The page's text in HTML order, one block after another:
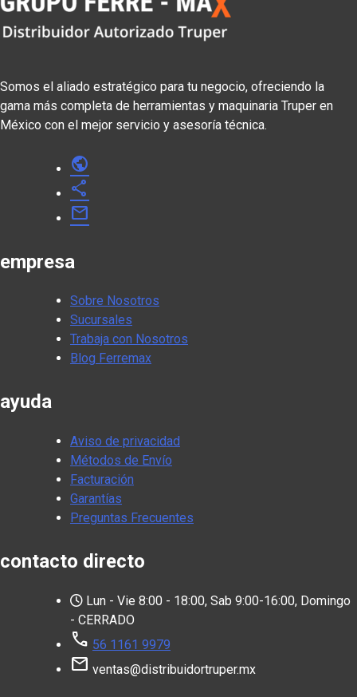
Somos el aliado estratégico para tu negocio, ofreciendo la
gama más completa de herramientas y maquinaria Truper en
México con el mejor servicio y asesoría técnica.
public
share
mail
empresa
Sobre Nosotros
Sucursales
Trabaja con Nosotros
Blog Ferremax
ayuda
Aviso de privacidad
Métodos de Envío
Facturación
Garantías
Preguntas Frecuentes
contacto directo
Lun - Vie 8:00 - 18:00, Sab 9:00-16:00, Domingo
- CERRADO
call 56 1161 9979
mail ventas@distribuidortruper.mx